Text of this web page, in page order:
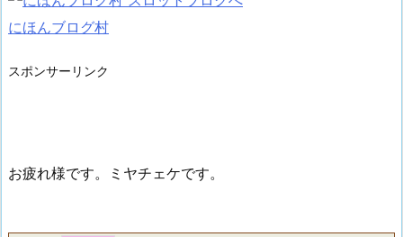
にほんブログ村
スポンサーリンク
お疲れ様です。ミヤチェケです。